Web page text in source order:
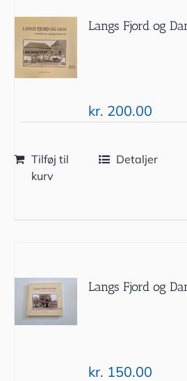
Langs Fjord og
kr. 200.00
Tilføj til
kurv
Detaljer
Langs Fjord og
kr. 150.00